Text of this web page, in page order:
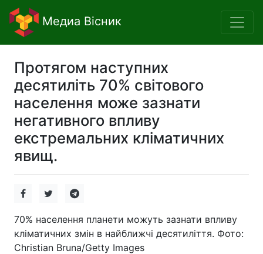
Медиа Вісник
Протягом наступних
десятиліть 70% світового
населення може зазнати
негативного впливу
екстремальних кліматичних
явищ.
70% населення планети можуть зазнати впливу
кліматичних змін в найближчі десятиліття. Фото:
Christian Bruna/Getty Images